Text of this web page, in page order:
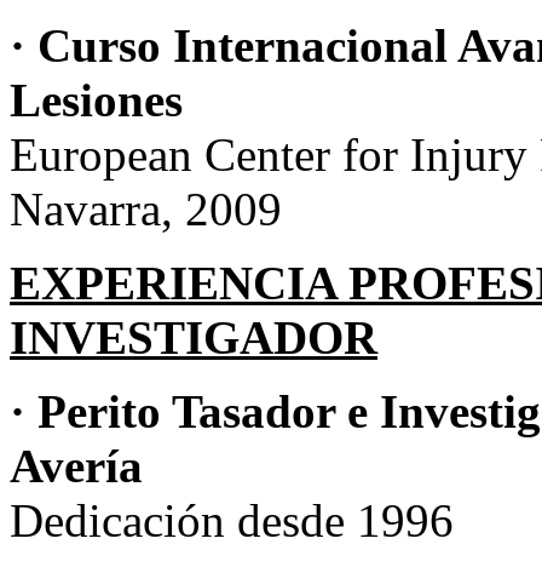
· Curso Internacional
Lesiones
European Center for
Navarra, 2009
EXPERIENCIA
INVESTIGADOR
· Perito Tasador e
Avería
Dedicación desde 1996